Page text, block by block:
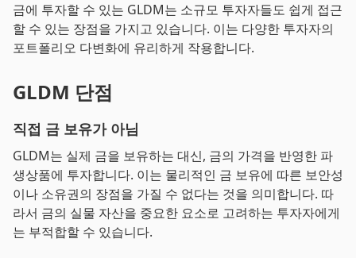
금에 투자할 수 있는 GLDM는 소규모 투자자들도 쉽게 접근
할 수 있는 장점을 가지고 있습니다. 이는 다양한 투자자의
포트폴리오 다변화에 유리하게 작용합니다.
GLDM 단점
직접 금 보유가 아님
GLDM는 실제 금을 보유하는 대신, 금의 가격을 반영한 파
생상품에 투자합니다. 이는 물리적인 금 보유에 따른 보안성
이나 소유권의 장점을 가질 수 없다는 것을 의미합니다. 따
라서 금의 실물 자산을 중요한 요소로 고려하는 투자자에게
는 부적합할 수 있습니다.